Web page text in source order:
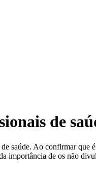
de
saúde. Ao confirmar que
importância de os não